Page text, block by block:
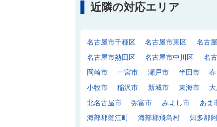
近隣の対応エリア
名古屋市千種区 名古屋市東区 名古
名古屋市熱田区
名古屋市中川区 名
岡崎市
一宮市 瀬戸市 半田市
小牧市
稲沢市 新城市 東海市
北名古屋市
弥富市 みよし市 あま
海部郡蟹江町
海部郡飛島村 知多郡